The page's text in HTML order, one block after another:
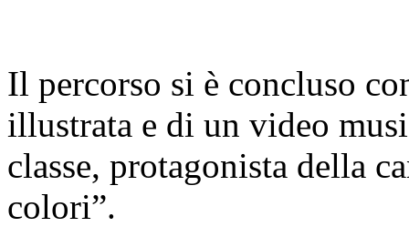
Il percorso si è concluso
illustrata e di un video
classe, protagonista della
colori”.